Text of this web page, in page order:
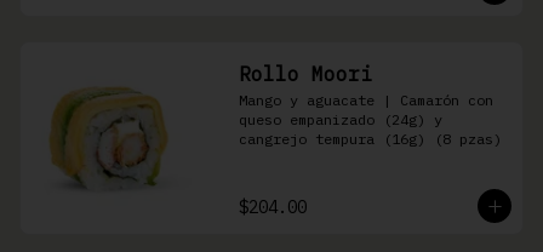
Rollo Moori
Mango y aguacate | Camarón con
queso empanizado (24g) y
cangrejo tempura (16g) (8 pzas)
$204.00